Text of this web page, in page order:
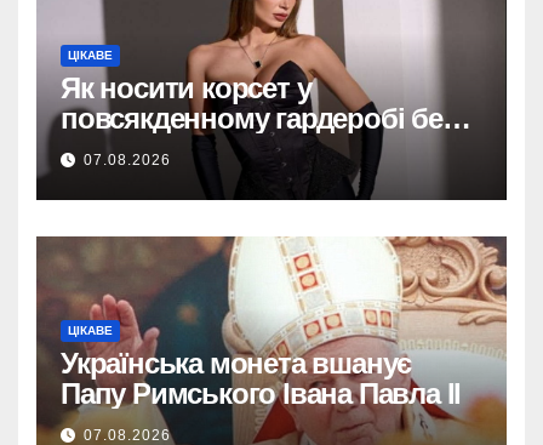
ЦІКАВЕ
Як носити корсет у
повсякденному гардеробі без
надмірної театральності
07.08.2026
ЦІКАВЕ
Українська монета вшанує
Папу Римського Івана Павла II
07.08.2026